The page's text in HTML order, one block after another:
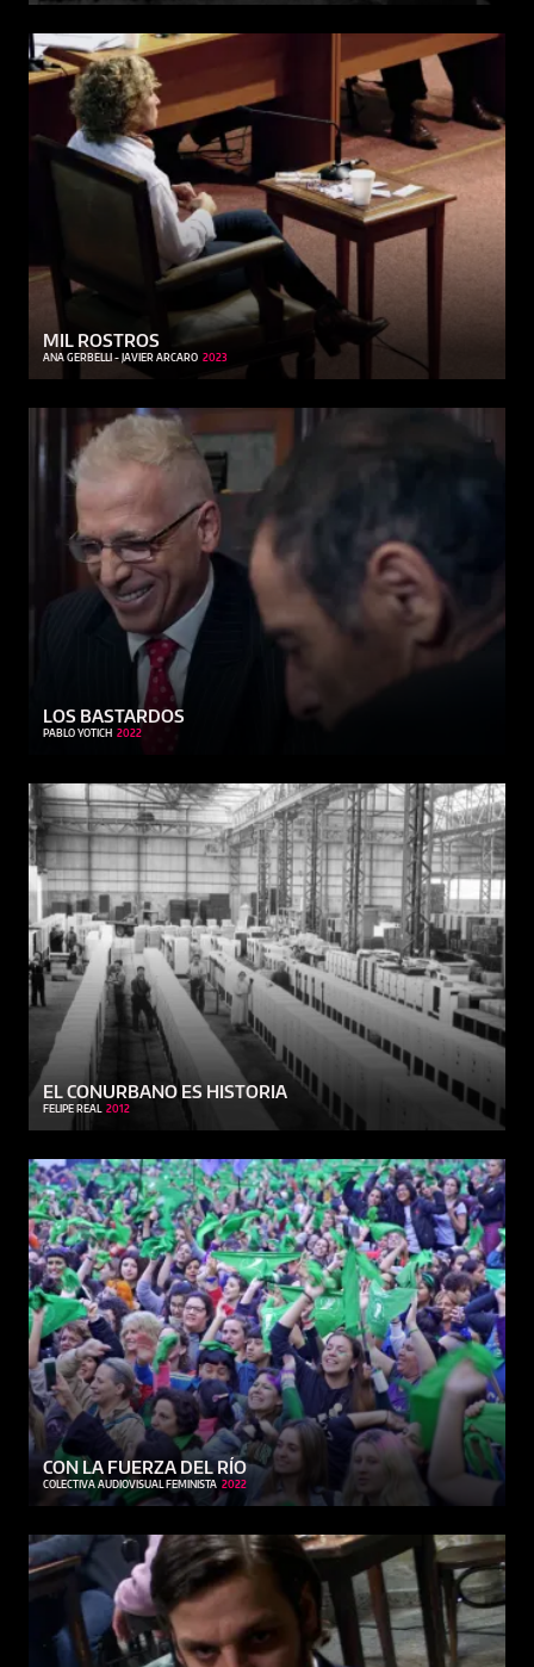
MIL ROSTROS
ANA GERBELLI - JAVIER ARCARO 2023
LOS BASTARDOS
PABLO YOTICH 2022
EL CONURBANO ES HISTORIA
FELIPE REAL 2012
CON LA FUERZA DEL RÍO
COLECTIVA AUDIOVISUAL FEMINISTA 2022